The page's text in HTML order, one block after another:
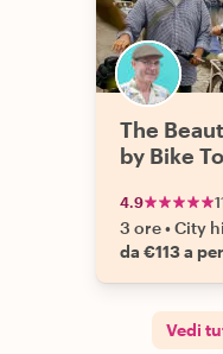
The
by Bike
4.9
3 ore•City
da €113 a
Vedi